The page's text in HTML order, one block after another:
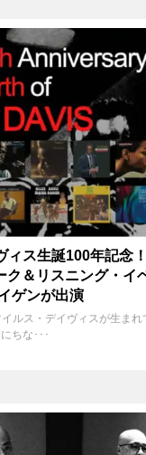
ィス生誕100年記念
ク＆リスニング・イ
ゲンが出演
ルス・デイヴィスが生ま
ちな･･･